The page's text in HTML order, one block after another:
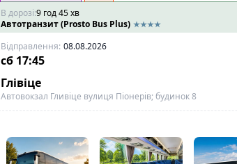
В дорозі:9 год45хв
Автотранзит (Prosto Bus Plus)
Відправлення: 08.08.2026
сб 17:45
Глівіце
Автовокзал Гливіце вулиця Піонерів; будинок 8